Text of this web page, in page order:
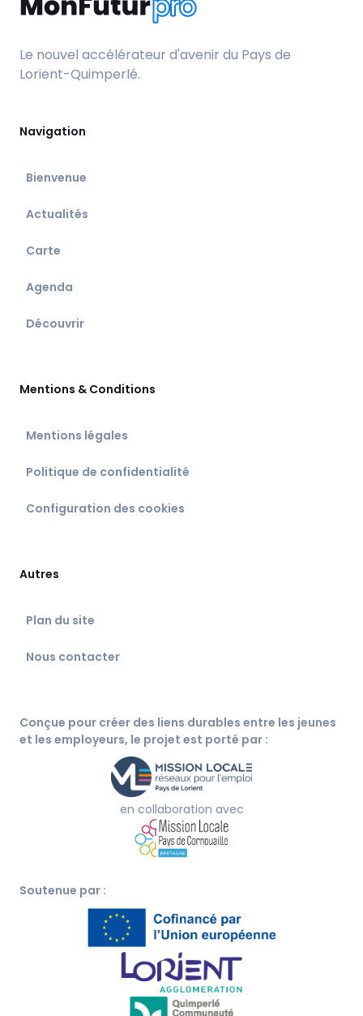
Le nouvel accélérateur d'avenir du Pays de
Lorient-Quimperlé.
Navigation
Bienvenue
Actualités
Carte
Agenda
Découvrir
Mentions & Conditions
Mentions légales
Politique de confidentialité
Configuration des cookies
Autres
Plan du site
Nous contacter
Conçue pour créer des liens durables entre les jeunes
et les employeurs, le projet est porté par :
en collaboration avec
Soutenue par :